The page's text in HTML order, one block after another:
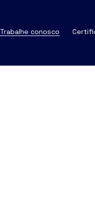
Trabalhe conosco